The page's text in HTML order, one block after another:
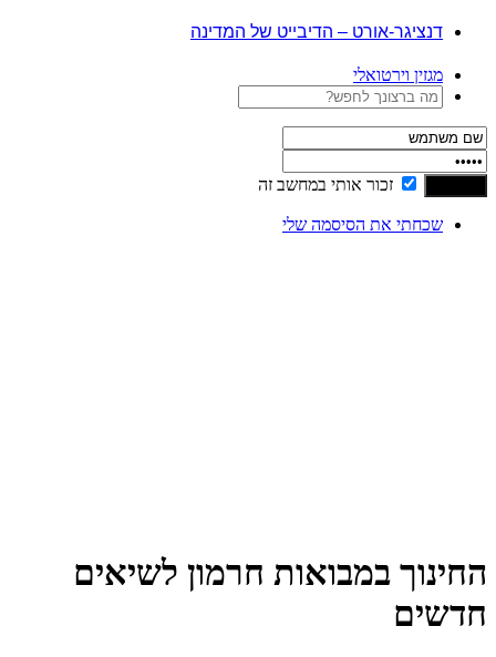
דנציגר-אורט – הדיבייט של המדינה
מגזין וירטואלי
זכור אותי במחשב זה
שכחתי את הסיסמה שלי
החינוך במבואות חרמון לשיאים
חדשים